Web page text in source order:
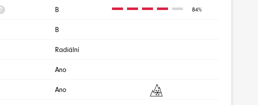
B 84%
B
Radiální
Ano
Ano